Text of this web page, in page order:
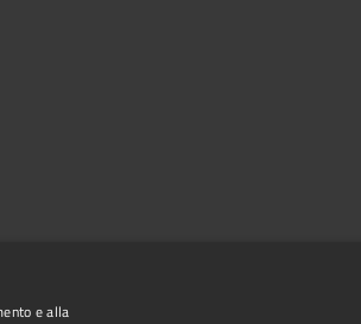
e alla